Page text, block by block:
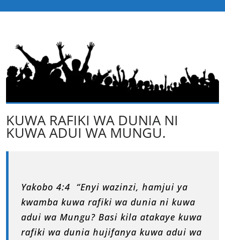
KUWA RAFIKI WA DUNIA NI
KUWA ADUI WA MUNGU.
Yakobo 4:4 “Enyi wazinzi, hamjui ya
kwamba kuwa rafiki wa dunia ni kuwa
adui wa Mungu? Basi kila atakaye kuwa
rafiki wa dunia hujifanya kuwa adui wa